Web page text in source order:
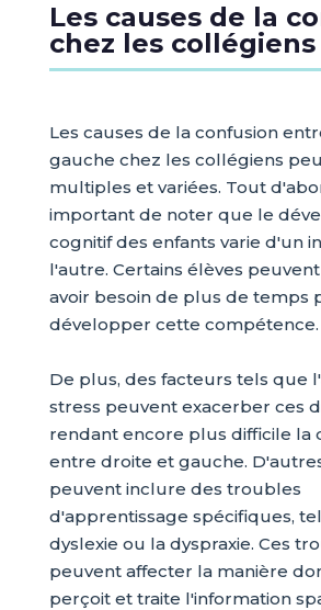
Les causes de la
chez les collégiens
Les causes de la confusion
gauche chez les collégiens
multiples et variées. Tout
important de noter que le
cognitif des enfants varie d'un
l'autre. Certains élèves
avoir besoin de plus de temps
développer cette compétence.
De plus, des facteurs tels que
stress peuvent exacerber ces
rendant encore plus difficile la
entre droite et gauche.
peuvent inclure des troubles
d'apprentissage spécifiques,
dyslexie ou la dyspraxie. Ces
peuvent affecter la manière
perçoit et traite l'information